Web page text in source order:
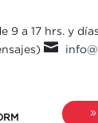
a 17 hrs. y
